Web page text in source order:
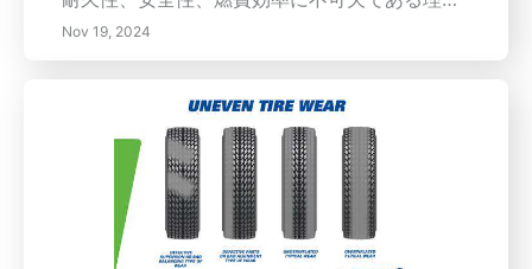
を発見してください。タイヤの摩耗パターン、
経済的利点、そしてタイヤを回転させることで
しょう。内容の概要：定期的なタイヤ回転は、
車両の健康を維持するために不可欠です。さま
ざまなタイヤ摩耗パターンを理解することで、
潜在的な問題を特定し、タイムリーな回転を計
画できます。不均一な摩耗は車両の性能と安全
性を損なう可能性があるため、定期的なメンテ
Nov 19, 2024